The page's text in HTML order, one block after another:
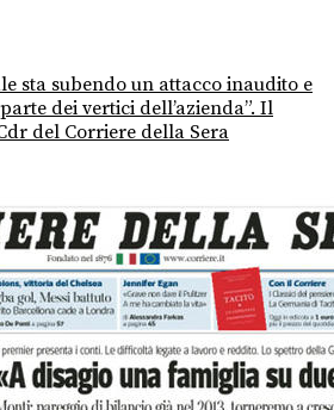
sta subendo un attacco inaudito e
dei vertici dell’azienda”. Il
del Corriere della Sera